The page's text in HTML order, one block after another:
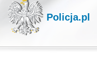
Policja.pl